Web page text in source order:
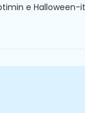
e Halloween-